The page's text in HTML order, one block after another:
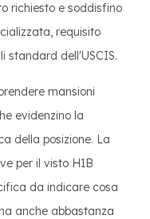
richiesto e soddisfino
requisito
standard dell'USCIS.
mansioni
evidenzino la
della posizione. La
per il visto H1B
da indicare cosa
anche abbastanza